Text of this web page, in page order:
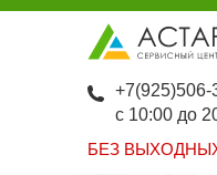
БЕЗ
+7(925)506-
с 10:00 до